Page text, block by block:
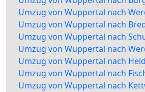
Umzug von Wuppertal nach
Umzug von Wuppertal nach
Umzug von Wuppertal nach
Umzug von Wuppertal nach
Umzug von Wuppertal nach
Umzug von Wuppertal nach
Umzug von Wuppertal nach